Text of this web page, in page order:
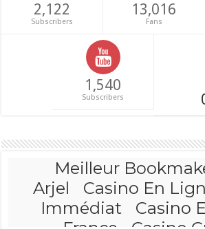
2,122
Subscribers
13,016
Fans
1,540
Subscribers